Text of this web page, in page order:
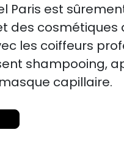
Paris est
des cosmétiques
les coiffeurs
shampooing,
capillaire.